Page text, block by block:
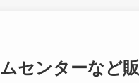
センターなど販